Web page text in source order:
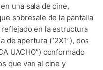
una sala de cine,
sobresale de la pantalla
en la estructura
de apertura (“2X1”), dos
UACHO”) conformado
que van al cine y